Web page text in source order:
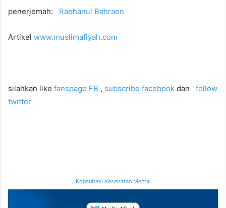
penerjemah: Raehanul Bahraen
Artikel www.muslimafiyah.com
silahkan like fanspage FB , subscribe facebook dan
follow
twitter
Konsultasi Kesehatan Mental